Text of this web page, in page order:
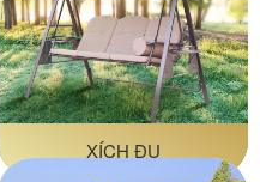
XÍCH ĐU